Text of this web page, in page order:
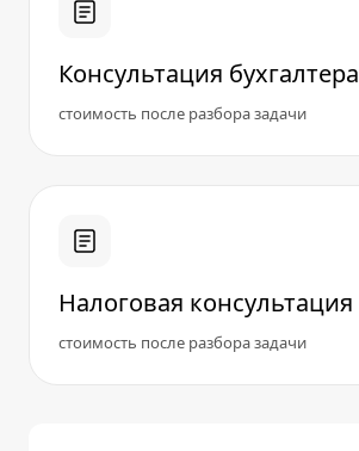
Консультация бухгалтера
стоимость после разбора задачи
Налоговая консультация
стоимость после разбора задачи